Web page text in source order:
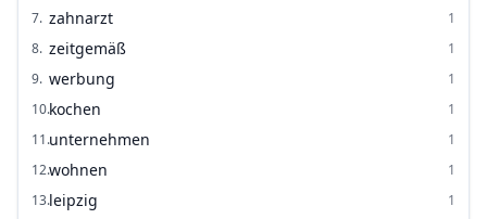
7. zahnarzt
1
8. zeitgemäß
1
9. werbung
1
10.kochen
1
11.unternehmen
1
12.wohnen
1
13.leipzig
1